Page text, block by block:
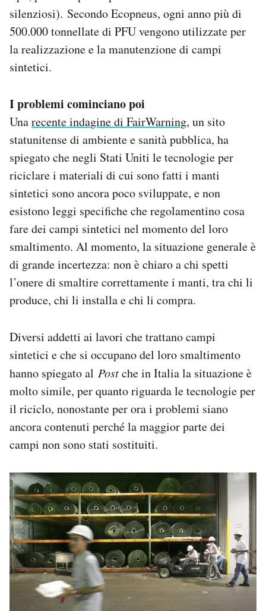
silenziosi). Secondo Ecopneus, ogni anno più di
500.000 tonnellate di PFU vengono utilizzate per
la realizzazione e la manutenzione di campi
sintetici.
I problemi cominciano poi
Unarecente indagine di FairWarning, un sito
statunitense di ambiente e sanità pubblica, ha
spiegato che negli Stati Uniti le tecnologie per
riciclare i materiali di cui sono fatti i manti
sintetici sono ancora poco sviluppate, e non
esistono leggi specifiche che regolamentino cosa
fare dei campi sintetici nel momento del loro
smaltimento. Al momento, la situazione generale è
di grande incertezza: non è chiaro a chi spetti
l’onere di smaltire correttamente i manti, tra chi li
produce, chi li installa e chi li compra.
Diversi addetti ai lavori che trattano campi
sintetici e che si occupano del loro smaltimento
hanno spiegato al Postche in Italia la situazione è
molto simile, per quanto riguarda le tecnologie per
il riciclo, nonostante per ora i problemi siano
ancora contenuti perché la maggior parte dei
campi non sono stati sostituiti.